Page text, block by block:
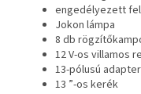
engedélyezett
Jokon lámpa
8 db
12 V-os villamos
13-pólusú adapter
13 ”-os kerék